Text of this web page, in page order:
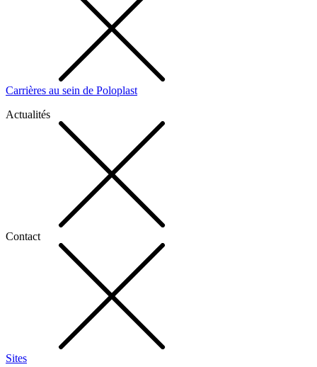
Carrières au sein de Poloplast
Actualités
Contact
Sites